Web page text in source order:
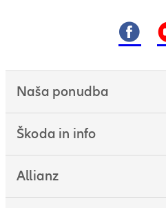
Naša ponudba
Škoda in info
Allianz